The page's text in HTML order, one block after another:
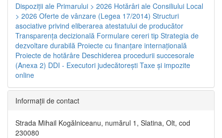
Dispoziţii ale Primarului > 2026 Hotărâri ale Consiliului Local
> 2026 Oferte de vânzare (Legea 17/2014) Structuri
asociative privind eliberarea atestatului de producător
Transparenţa decizională Formulare cereri tip Strategia de
dezvoltare durabilă Proiecte cu finanţare internaţională
Proiecte de hotărâre Deschiderea procedurii succesorale
(Anexa 2) DDI - Executori judecătorești Taxe şi impozite
online
Informaţii de contact
Strada Mihail Kogălniceanu, numărul 1, Slatina, Olt, cod
230080